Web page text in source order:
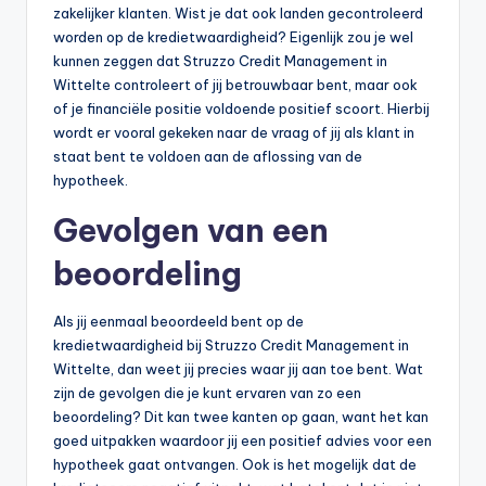
zakelijker klanten. Wist je dat ook landen gecontroleerd
worden op de kredietwaardigheid? Eigenlijk zou je wel
kunnen zeggen dat Struzzo Credit Management in
Wittelte controleert of jij betrouwbaar bent, maar ook
of je financiële positie voldoende positief scoort. Hierbij
wordt er vooral gekeken naar de vraag of jij als klant in
staat bent te voldoen aan de aflossing van de
hypotheek.
Gevolgen van een
beoordeling
Als jij eenmaal beoordeeld bent op de
kredietwaardigheid bij Struzzo Credit Management in
Wittelte, dan weet jij precies waar jij aan toe bent. Wat
zijn de gevolgen die je kunt ervaren van zo een
beoordeling? Dit kan twee kanten op gaan, want het kan
goed uitpakken waardoor jij een positief advies voor een
hypotheek gaat ontvangen. Ook is het mogelijk dat de